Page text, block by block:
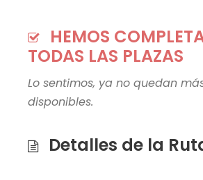
HEMOS
TODAS LAS PLAZAS
Lo sentimos, ya no quedan
disponibles.
Detalles de la